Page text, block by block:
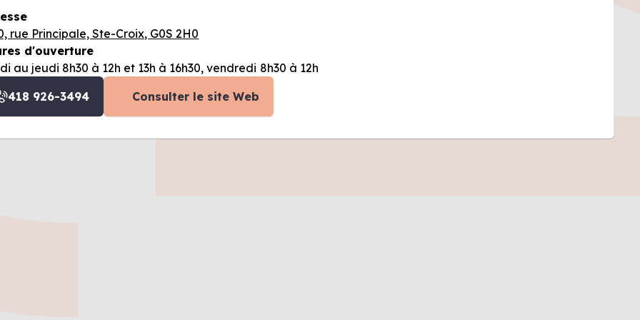
rue Principale, Ste-Croix, G0S 2H0
d'ouverture
au jeudi 8h30 à 12h et 13h à 16h30, vendredi 8h30 à 12h
418 926-3494
Consulter le site Web